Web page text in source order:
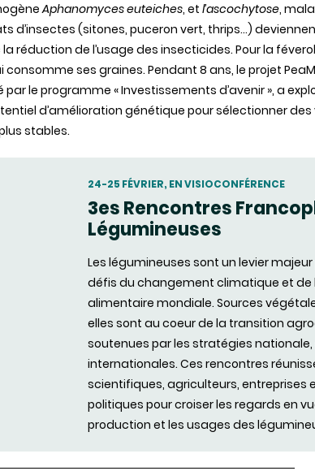
Aphanomyces euteiches, et l’ascochytose,
d’insectes (sitones, puceron vert, thrips…)
réduction de l’usage des insecticides. Pour la
ses graines. Pendant 8 ans, le projet
par le programme « Investissements d’avenir », a
d’amélioration génétique pour sélectionner
stables.
24-25 FÉVRIER, EN VISIOCONFÉRENCE
3es Rencontres
Légumineuses
Les légumineuses sont un levier majeur
défis du changement climatique et de
alimentaire mondiale. Sources
elles sont au coeur de la transition
soutenues par les stratégies
internationales. Ces rencontres
scientifiques, agriculteurs, entreprises
politiques pour croiser les regards en
production et les usages des